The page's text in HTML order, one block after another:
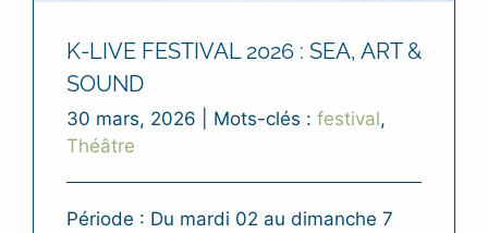
K-LIVE FESTIVAL 2026 : SEA, ART &
SOUND
30 mars, 2026 Mots-clés : festival,
Théâtre
Période : Du mardi 02 au dimanche 7